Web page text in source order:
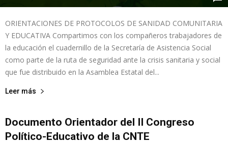
ORIENTACIONES DE PROTOCOLOS DE SANIDAD COMUNITARIA
Y EDUCATIVA Compartimos con los compañeros trabajadores de
la educación el cuadernillo de la Secretaría de Asistencia Social
como parte de la ruta de seguridad ante la crisis sanitaria y social
que fue distribuido en la Asamblea Estatal del...
Leer más
Documento Orientador del II Congreso
Político-Educativo de la CNTE